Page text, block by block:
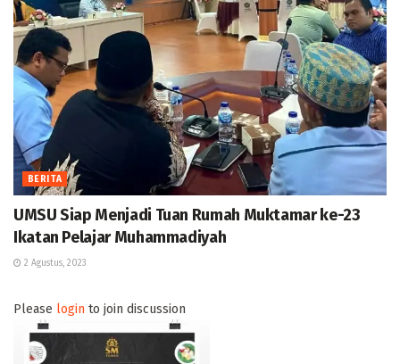
BERITA
UMSU Siap Menjadi Tuan Rumah Muktamar ke-23
Ikatan Pelajar Muhammadiyah
2 Agustus, 2023
Please login to join discussion